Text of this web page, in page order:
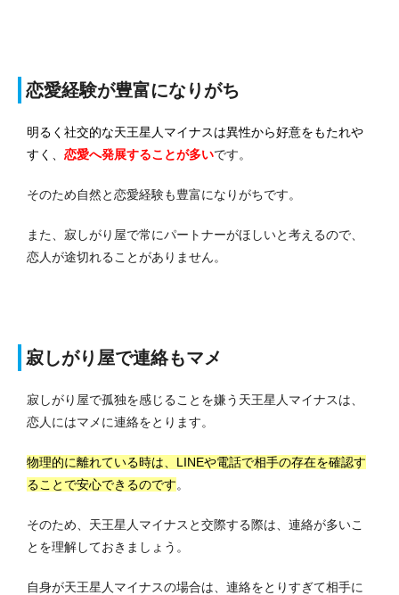
恋愛経験が豊富になりがち
明るく社交的な天王星人マイナスは異性から好意をもたれや
すく、 恋愛へ発展することが多いです。
そのため自然と恋愛経験も豊富になりがちです。
また、寂しがり屋で常にパートナーがほしいと考えるので、
恋人が途切れることがありません。
寂しがり屋で連絡もマメ
寂しがり屋で孤独を感じることを嫌う天王星人マイナスは、
恋人にはマメに連絡をとります。
物理的に離れている時は、LINEや電話で相手の存在を確認す
ることで安心できるのです。
そのため、天王星人マイナスと交際する際は、連絡が多いこ
とを理解しておきましょう。
自身が天王星人マイナスの場合は、連絡をとりすぎて相手に